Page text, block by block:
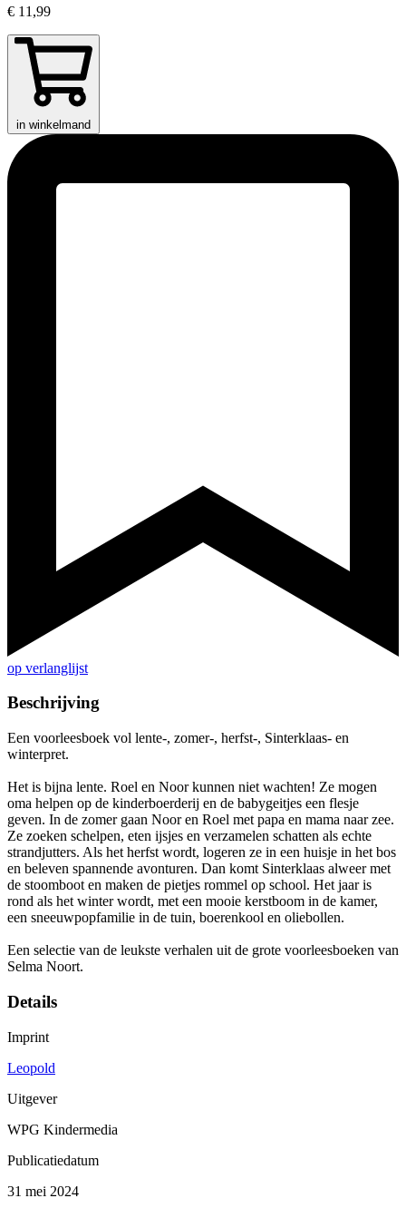
€ 11,99
in winkelmand
op verlanglijst
Beschrijving
Een voorleesboek vol lente-, zomer-, herfst-, Sinterklaas- en
winterpret.
Het is bijna lente. Roel en Noor kunnen niet wachten! Ze mogen
oma helpen op de kinderboerderij en de babygeitjes een flesje
geven. In de zomer gaan Noor en Roel met papa en mama naar zee.
Ze zoeken schelpen, eten ijsjes en verzamelen schatten als echte
strandjutters. Als het herfst wordt, logeren ze in een huisje in het bos
en beleven spannende avonturen. Dan komt Sinterklaas alweer met
de stoomboot en maken de pietjes rommel op school. Het jaar is
rond als het winter wordt, met een mooie kerstboom in de kamer,
een sneeuwpopfamilie in de tuin, boerenkool en oliebollen.
Een selectie van de leukste verhalen uit de grote voorleesboeken van
Selma Noort.
Details
Imprint
Leopold
Uitgever
WPG Kindermedia
Publicatiedatum
31 mei 2024